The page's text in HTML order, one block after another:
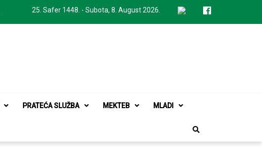
25. Safer 1448. - Subota, 8. August 2026.
PRATEĆA SLUŽBA MEKTEB MLADI